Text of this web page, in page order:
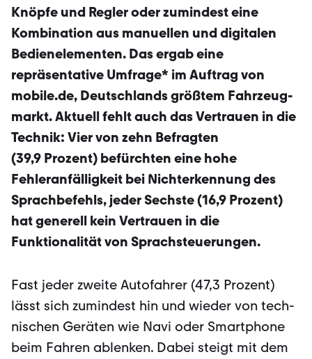
Knöpfe und Regler oder zumindest eine
Kombination aus ma­nuellen und digitalen
Bedienelementen. Das ergab eine
repräsentative Umfrage* im Auftrag von
mobile.de, Deutschlands größtem Fahrzeug­
markt. Aktuell fehlt auch das Vertrauen in die
Technik: Vier von zehn Be­fragten
(39,9 Prozent) befürchten eine hohe
Fehleranfälligkeit bei Nichter­kennung des
Sprachbefehls, jeder Sechste (16,9 Prozent)
hat generell kein Vertrauen in die
Funktionalität von Sprachsteuerungen.
Fast jeder zweite Autofahrer (47,3 Prozent)
lässt sich zumindest hin und wieder von tech­
nischen Geräten wie Navi oder Smartphone
beim Fahren ablenken. Dabei steigt mit dem